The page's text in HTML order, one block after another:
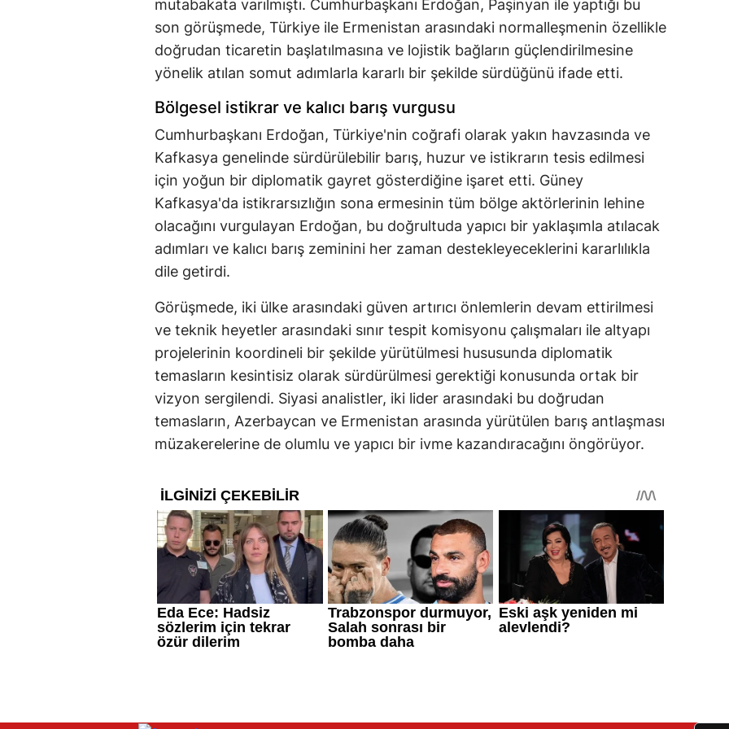
mutabakata varılmıştı. Cumhurbaşkanı Erdoğan, Paşinyan ile yaptığı bu
son görüşmede, Türkiye ile Ermenistan arasındaki normalleşmenin özellikle
doğrudan ticaretin başlatılmasına ve lojistik bağların güçlendirilmesine
yönelik atılan somut adımlarla kararlı bir şekilde sürdüğünü ifade etti.
Bölgesel istikrar ve kalıcı barış vurgusu
Cumhurbaşkanı Erdoğan, Türkiye'nin coğrafi olarak yakın havzasında ve
Kafkasya genelinde sürdürülebilir barış, huzur ve istikrarın tesis edilmesi
için yoğun bir diplomatik gayret gösterdiğine işaret etti. Güney
Kafkasya'da istikrarsızlığın sona ermesinin tüm bölge aktörlerinin lehine
olacağını vurgulayan Erdoğan, bu doğrultuda yapıcı bir yaklaşımla atılacak
adımları ve kalıcı barış zeminini her zaman destekleyeceklerini kararlılıkla
dile getirdi.
Görüşmede, iki ülke arasındaki güven artırıcı önlemlerin devam ettirilmesi
ve teknik heyetler arasındaki sınır tespit komisyonu çalışmaları ile altyapı
projelerinin koordineli bir şekilde yürütülmesi hususunda diplomatik
temasların kesintisiz olarak sürdürülmesi gerektiği konusunda ortak bir
vizyon sergilendi. Siyasi analistler, iki lider arasındaki bu doğrudan
temasların, Azerbaycan ve Ermenistan arasında yürütülen barış antlaşması
müzakerelerine de olumlu ve yapıcı bir ivme kazandıracağını öngörüyor.